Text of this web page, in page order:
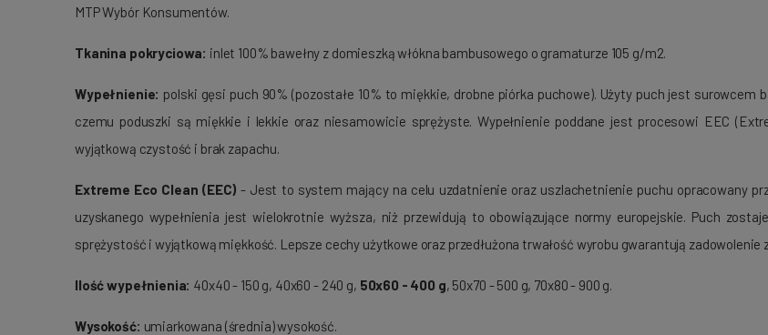
MTP Wybór Konsumentów.
Tkanina pokryciowa: inlet 100% bawełny z domieszką włókna bambusowego o gramaturze 105 g/m2.
Wypełnienie: polski gęsi puch 90% (pozostałe 10% to miękkie, drobne piórka puchowe). Użyty puch jest
czemu poduszki są miękkie i lekkie oraz niesamowicie sprężyste. Wypełnienie poddane jest procesowi EEC
wyjątkową czystość i brak zapachu.
Extreme Eco Clean (EEC) - Jest to system mający na celu uzdatnienie oraz uszlachetnienie puchu opracowany
uzyskanego wypełnienia jest wielokrotnie wyższa, niż przewidują to obowiązujące normy europejskie. Puch
sprężystość i wyjątkową miękkość. Lepsze cechy użytkowe oraz przedłużona trwałość wyrobu gwarantują
Ilość wypełnienia: 40x40 - 150 g, 40x60 - 240 g, 50x60 - 400 g, 50x70 - 500 g, 70x80 - 900 g.
Wysokość: umiarkowana (średnia) wysokość.